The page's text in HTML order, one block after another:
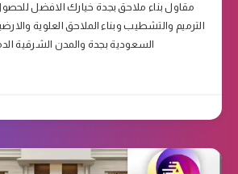
مقاول بناء ملاحق بجدة خيارك الافضل
الترميم والتشطيب وبناء الملاحق العلوية
السعودية بجدة والمدن الشرقية